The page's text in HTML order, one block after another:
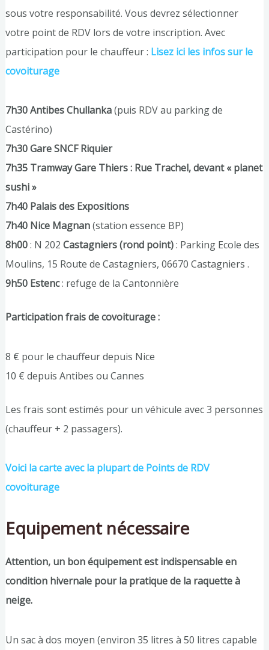
sous votre responsabilité. Vous devrez sélectionner
votre point de RDV lors de votre inscription. Avec
participation pour le chauffeur : Lisez ici les infos sur le
covoiturage
7h30 Antibes Chullanka(puis RDV au parking de
Castérino)
7h30 Gare SNCF Riquier
7h35 Tramway Gare Thiers : Rue Trachel, devant « planet
sushi »
7h40 Palais des Expositions
7h40 Nice Magnan(station essence BP)
8h00: N 202 Castagniers (rond point): Parking Ecole des
Moulins, 15 Route de Castagniers, 06670 Castagniers .
9h50 Estenc: refuge de la Cantonnière
Participation frais de covoiturage :
8 € pour le chauffeur depuis Nice
10 € depuis Antibes ou Cannes
Les frais sont estimés pour un véhicule avec 3 personnes
(chauffeur + 2 passagers).
Voici la carte avec la plupart de Points de RDV
covoiturage
Equipement nécessaire
Attention, un bon équipement est indispensable en
condition hivernale pour la pratique de la raquette à
neige.
Un sac à dos moyen (environ 35 litres à 50 litres capable